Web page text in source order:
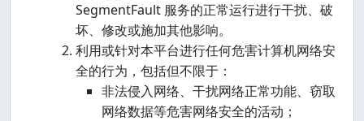
SegmentFault 服务的正常运行进行干扰、破
坏、修改或施加其他影响。
利用或针对本平台进行任何危害计算机网络安
全的行为，包括但不限于：
非法侵入网络、干扰网络正常功能、窃取
网络数据等危害网络安全的活动；